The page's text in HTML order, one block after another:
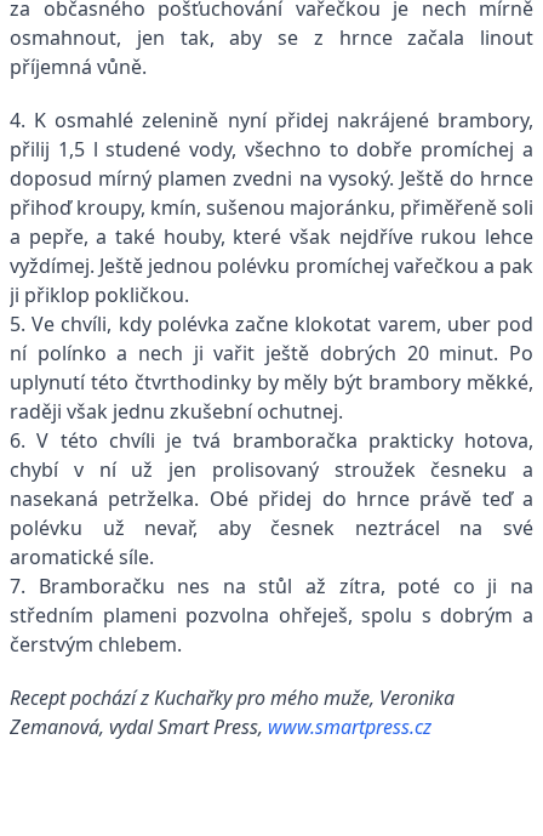
za občasného pošťuchování vařečkou je nech mírně
osmahnout, jen tak, aby se z hrnce začala linout
příjemná vůně.
4. K osmahlé zelenině nyní přidej nakrájené brambory,
přilij 1,5 l studené vody, všechno to dobře promíchej a
doposud mírný plamen zvedni na vysoký. Ještě do hrnce
přihoď kroupy, kmín, sušenou majoránku, přiměřeně soli
a pepře, a také houby, které však nejdříve rukou lehce
vyždímej. Ještě jednou polévku promíchej vařečkou a pak
ji přiklop pokličkou.
5. Ve chvíli, kdy polévka začne klokotat varem, uber pod
ní polínko a nech ji vařit ještě dobrých 20 minut. Po
uplynutí této čtvrthodinky by měly být brambory měkké,
raději však jednu zkušební ochutnej.
6. V této chvíli je tvá bramboračka prakticky hotova,
chybí v ní už jen prolisovaný stroužek česneku a
nasekaná petrželka. Obé přidej do hrnce právě teď a
polévku už nevař, aby česnek neztrácel na své
aromatické síle.
7. Bramboračku nes na stůl až zítra, poté co ji na
středním plameni pozvolna ohřeješ, spolu s dobrým a
čerstvým chlebem.
Recept pochází z Kuchařky pro mého muže, Veronika
Zemanová, vydal Smart Press, www.smartpress.cz